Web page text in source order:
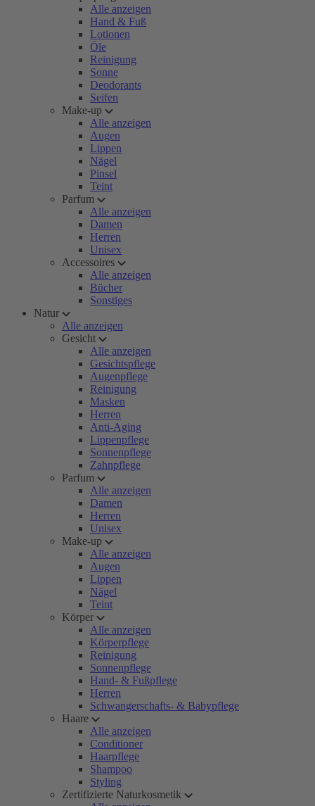
Alle anzeigen
Hand & Fuß
Lotionen
Öle
Reinigung
Sonne
Deodorants
Seifen
Make-up
Alle anzeigen
Augen
Lippen
Nägel
Pinsel
Teint
Parfum
Alle anzeigen
Damen
Herren
Unisex
Accessoires
Alle anzeigen
Bücher
Sonstiges
Natur
Alle anzeigen
Gesicht
Alle anzeigen
Gesichtspflege
Augenpflege
Reinigung
Masken
Herren
Anti-Aging
Lippenpflege
Sonnenpflege
Zahnpflege
Parfum
Alle anzeigen
Damen
Herren
Unisex
Make-up
Alle anzeigen
Augen
Lippen
Nägel
Teint
Körper
Alle anzeigen
Körperpflege
Reinigung
Sonnenpflege
Hand- & Fußpflege
Herren
Schwangerschafts- & Babypflege
Haare
Alle anzeigen
Conditioner
Haarpflege
Shampoo
Styling
Zertifizierte Naturkosmetik